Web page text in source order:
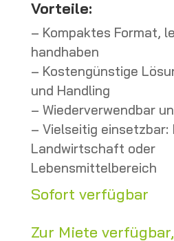
Vorteile:
– Kompaktes Format,
handhaben
– Kostengünstige
und Handling
– Wiederverwendbar
– Vielseitig einsetzbar:
Landwirtschaft oder
Lebensmittelbereich
Sofort verfügbar
Zur Miete